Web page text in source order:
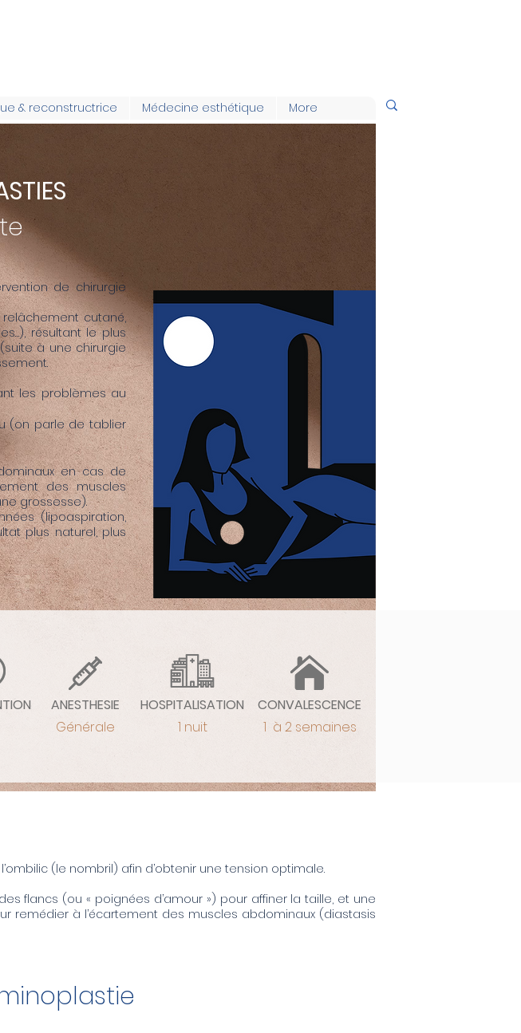
& reconstructrice Médecine esthétique More
de chirurgie
cutané,
résultant le plus
à une chirurgie
les problèmes au
(on parle de tablier
en cas de
des muscles
grossesse).
(lipoaspiration,
plus naturel, plus
ANESTHESIE
Générale
HOSPITALISATION
1 nuit
CONVALESCENCE
1 à 2 semaines
(le nombril) afin d’obtenir une tension optimale.
flancs (ou « poignées d’amour ») pour affiner la taille, et une
remédier à l’écartement des muscles abdominaux (diastasis